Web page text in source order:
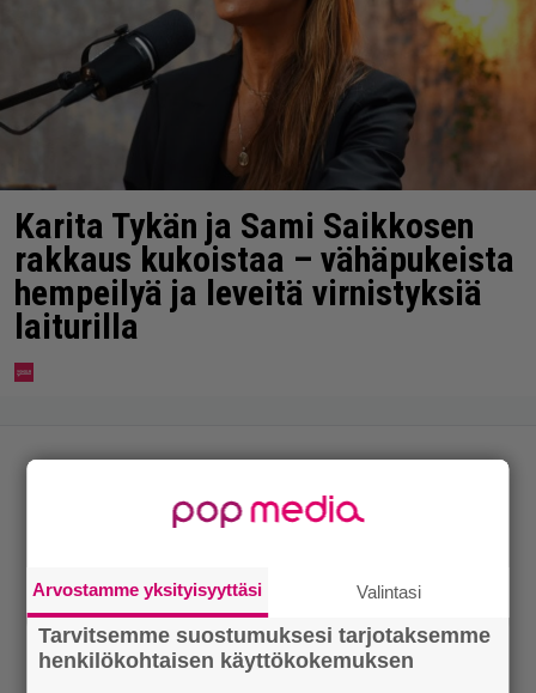
Karita Tykän ja Sami Saikkosen
rakkaus kukoistaa – vähäpukeista
hempeilyä ja leveitä virnistyksiä
laiturilla
Arvostamme yksityisyyttäsi Valintasi
Tarvitsemme suostumuksesi tarjotaksemme
henkilökohtaisen käyttökokemuksen